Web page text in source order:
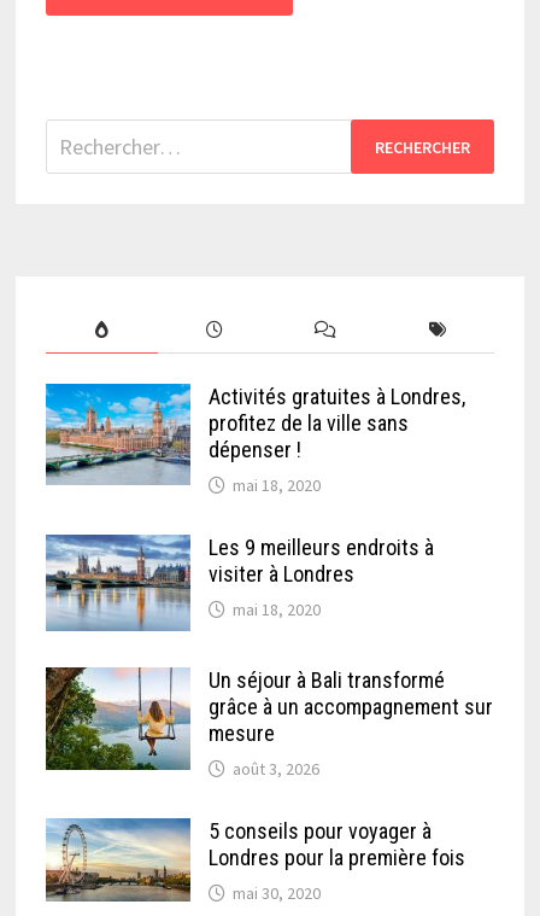
Rechercher :
Activités gratuites à Londres,
profitez de la ville sans
dépenser !
mai 18, 2020
Les 9 meilleurs endroits à
visiter à Londres
mai 18, 2020
Un séjour à Bali transformé
grâce à un accompagnement sur
mesure
août 3, 2026
5 conseils pour voyager à
Londres pour la première fois
mai 30, 2020